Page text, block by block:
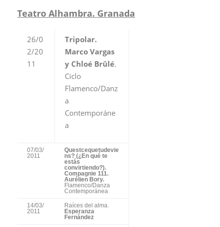
Teatro Alhambra. Granada
26/0
2/20
11
Tripolar.
Marco Vargas
y Chloé Brûlé.
Ciclo
Flamenco/Danz
a
Contemporáne
a
07/03/
2011
Questcequetudevie
ns? (¿En qué te
estás
convirtiendo?).
Compagnie 111.
Aurélien Bory.
Flamenco/Danza
Contemporánea
14/03/
2011
Raíces del alma.
Esperanza
Fernández